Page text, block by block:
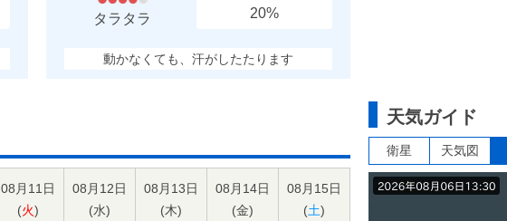
タラタラ
20%
動かなくても、汗がしたたります
08月11日
(火)
08月12日
(水)
08月13日
(木)
08月14日
(金)
08月15日
(土)
天気ガイド
衛星 天気図